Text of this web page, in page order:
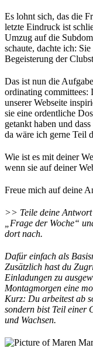
Es lohnt sich, das die
letzte Eindruck ist
Umzug auf die
schaute, dachte ich:
Begeisterung der
Das ist nun die
ordinating committees:
unserer Webseite
sie eine ordentliche
getankt haben und
da wäre ich gerne Teil
Wie ist es mit deiner
wenn sie auf deiner
Freue mich auf deine
>> Teile deine
„Frage der Woche“
dort nach.
Dafür einfach als
Zusätzlich hast du
Einladungen zu
Montagmorgen eine
Kurz: Du arbeitest ab
sondern bist Teil einer
und Wachsen.